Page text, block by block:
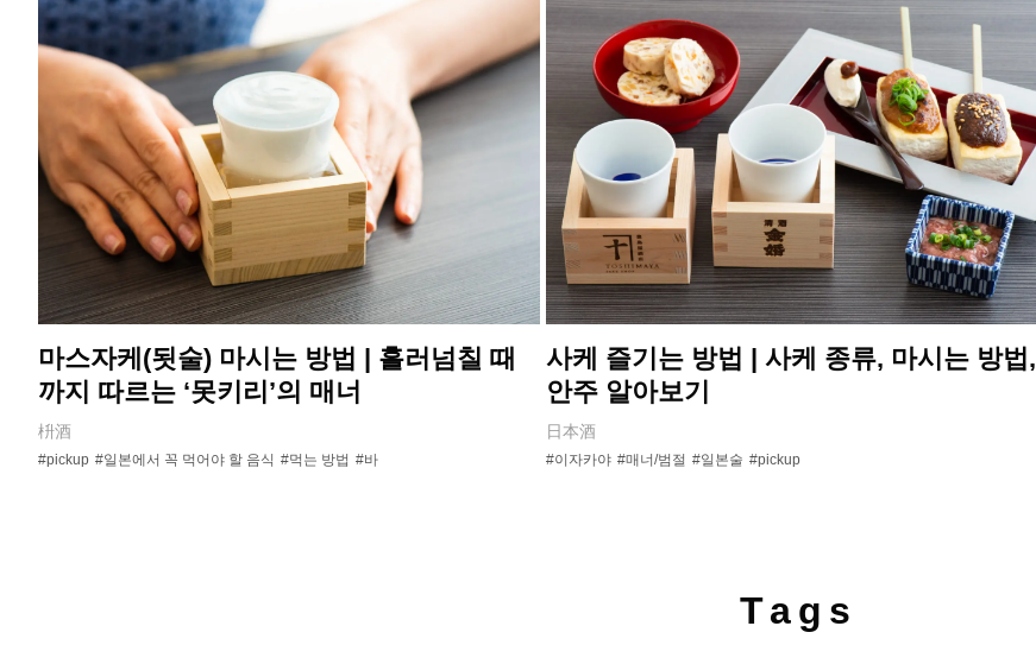
마스자케(됫술) 마시는 방법 | 흘러넘칠 때
까지 따르는 ‘못키리’의 매너
枡酒
#pickup #일본에서 꼭 먹어야 할 음식 #먹는 방법 #바
사케 즐기는 방법 | 사케 종류, 마시는 방법,
안주 알아보기
日本酒
#이자카야 #매너/범절 #일본술 #pickup
Tags